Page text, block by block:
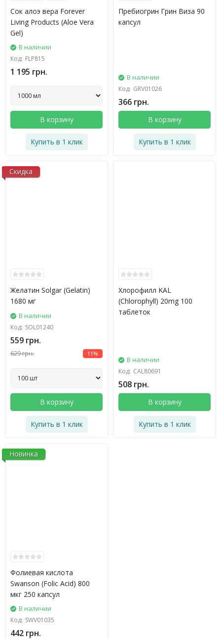
Сок алоэ вера Forever
Living Products (Aloe Vera
Gel)
В наличии
Код: FLP815
1 195 грн.
В корзину
Купить в 1 клик
Пребиогрин Грин Виза 90
капсул
В наличии
Код: GRV01026
366 грн.
В корзину
Купить в 1 клик
Скидка
Желатин Solgar (Gelatin)
1680 мг
В наличии
Код: SOL01240
559 грн.
629 грн. 11%
В корзину
Купить в 1 клик
Хлорофилл KAL
(Chlorophyll) 20mg 100
таблеток
В наличии
Код: CAL80691
508 грн.
В корзину
Купить в 1 клик
Новинка
Фолиевая кислота
Swanson (Folic Acid) 800
мкг 250 капсул
В наличии
Код: SWV01035
442 грн.